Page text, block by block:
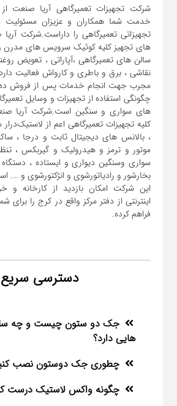
خدمت شما همکاران و عزیزان مسئولیت
تجهیزاتی تعمیرگاهی را داراست.شرکت
های تجهیز کلیه کوئیک سرویس های مدرن
سالن های تعمیرگاهی ،آپاراتی ، تعویض
نقاشی ، برق و باطری و کارواش فعالیت
مجرب جهت انجام خدمات پس از فروش
چگونگی استفاده از تجهیزات و وسایل
های سواری و سنگین است.شرکت آریا
کلیه تجهیزات تعمیرگاهی اعم از
، بالانس های دیجیتال ثابت و درجا ،
موتور و ترمز و هیدرولیک و گیربکس ،
سواری و‌سنگین دیواری و ایستاده ، دستگاه
این شرکت امکان بازدید از کارخانه
اینترنتی از دفتر مرکز واقع در کرج را برای
فراهم کرده.
دسترسی سریع
جک دو ستون چیست و چه
هایی دارد؟
چطوری جک دوستون نصب
چگونه واکس لاستیک درست